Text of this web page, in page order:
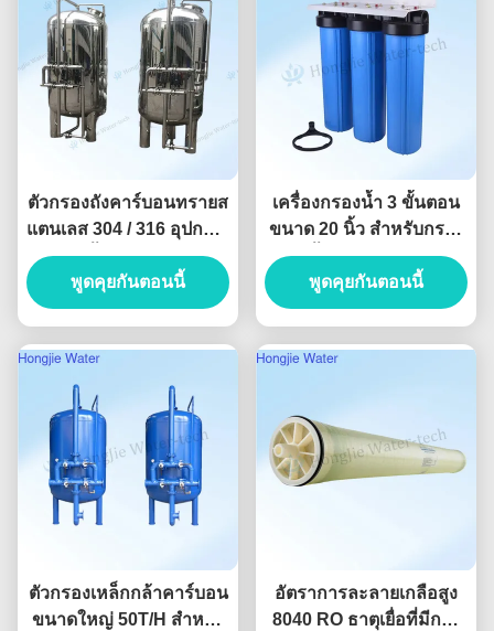
ตัวกรองถังคาร์บอนทรายส
แตนเลส 304 / 316 อุปกรณ์
บำบัดน้ำ 60 ลบ.ม./ชม.
พูดคุยกันตอนนี้
เครื่องกรองน้ำ 3 ขั้นตอน
ขนาด 20 นิ้ว สำหรับกรอง
น้ำก่อนเข้าบ้าน
พูดคุยกันตอนนี้
ตัวกรองเหล็กกล้าคาร์บอน
ขนาดใหญ่ 50T/H สำหรับ
อัตราการละลายเกลือสูง
8040 RO ธาตุเยื่อที่มีการ